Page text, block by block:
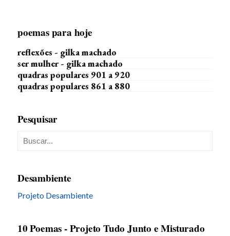
poemas para hoje
reflexões - gilka machado
ser mulher - gilka machado
quadras populares 901 a 920
quadras populares 861 a 880
Pesquisar
Desambiente
Projeto Desambiente
10 Poemas - Projeto Tudo Junto e Misturado